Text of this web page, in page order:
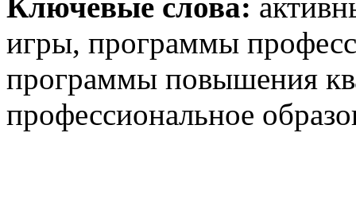
игры, программы
программы повышения
профессиональное